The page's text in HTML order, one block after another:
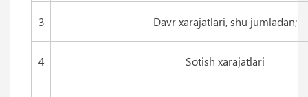
3 Davr xarajatlari, shu jumladan;
4 Sotish xarajatlari